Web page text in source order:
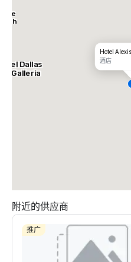
Hotel
酒店
Dallas
Galleria
附近的供应商
推广